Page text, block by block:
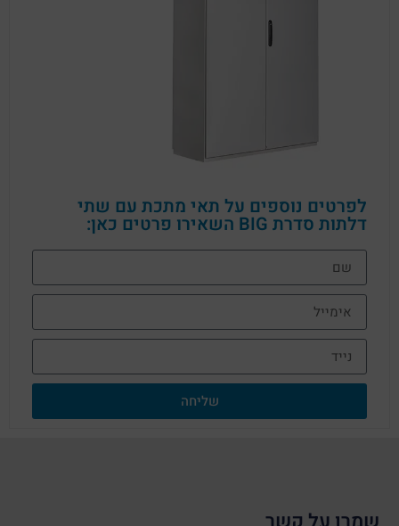
לפרטים נוספים על תאי מתכת עם שתי
דלתות סדרת BIG השאירו פרטים כאן:
שליחה